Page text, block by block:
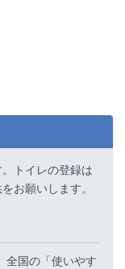
トイレの登録は
お願いします。
全国の「使いやす